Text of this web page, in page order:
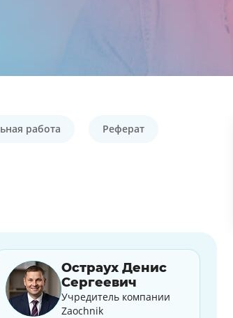
работа Реферат
Остраух Денис
Сергеевич
Учредитель компании
Zaochnik